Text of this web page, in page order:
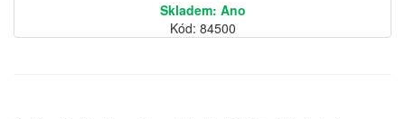
Skladem: Ano
Kód: 84500